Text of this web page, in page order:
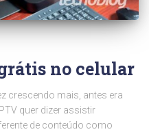
no celular
crescendo mais, antes era
quer dizer assistir
de conteúdo como